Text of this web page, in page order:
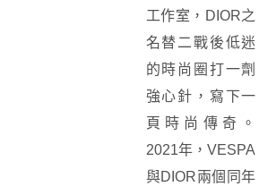
工作室，DIOR之
名替二戰後低迷
的時尚圈打一劑
強心針，寫下一
頁時尚傳奇。
2021年，VESPA
與DIOR兩個同年